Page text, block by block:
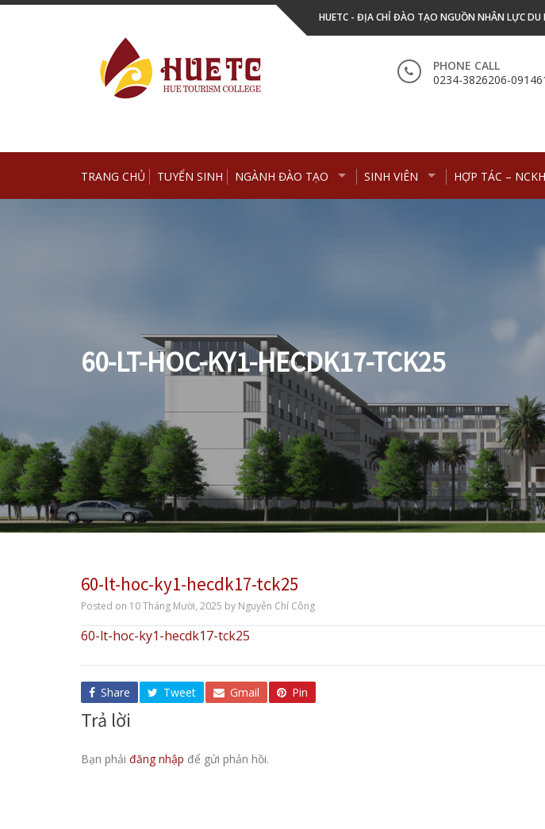
Skip
HUETC - ĐỊA CHỈ ĐÀO TẠO NGUỒN NHÂN LỰC DU
PHONE CALL
0234-3826206-
TRANG CHỦ TUYỂN SINH NGÀNH ĐÀO TẠO SINH VIÊN HỢP TÁC – NCKH
60-LT-HOC-KY1-HECDK17-TCK25
60-lt-hoc-ky1-hecdk17-tck25
Posted on 10 Tháng Mười, 2025 by Nguyễn Chí Công
60-lt-hoc-ky1-hecdk17-tck25
Share Tweet Gmail Pin
Trả lời
Bạn phải đăng nhập để gửi phản hồi.